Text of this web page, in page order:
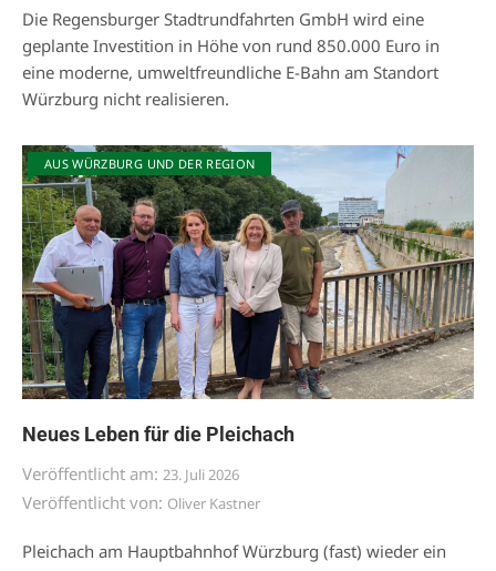
Die Regensburger Stadtrundfahrten GmbH wird eine
geplante Investition in Höhe von rund 850.000 Euro in
eine moderne, umweltfreundliche E-Bahn am Standort
Würzburg nicht realisieren.
AUS WÜRZBURG UND DER REGION
Neues Leben für die Pleichach
Veröffentlicht am: 23. Juli 2026
Veröffentlicht von: Oliver Kastner
Pleichach am Hauptbahnhof Würzburg (fast) wieder ein